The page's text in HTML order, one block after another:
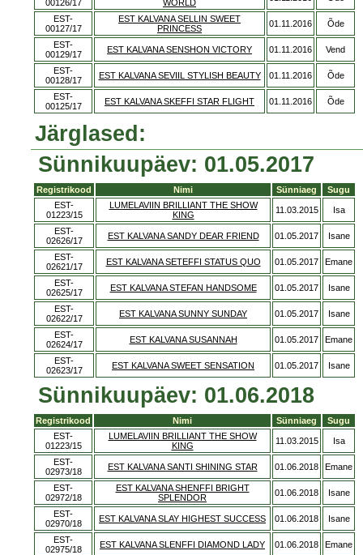
00126/17 WORLD
EST-
00127/17
EST KALVANA SELLIN SWEET
PRINCESS
01.11.2016 Õde
EST-
00129/17
EST KALVANA SENSHON VICTORY 01.11.2016 Vend
EST-
00128/17
EST KALVANA SEVIIL STYLISH BEAUTY 01.11.2016 Õde
EST-
00125/17
EST KALVANA SKEFFI STAR FLIGHT 01.11.2016 Õde
Järglased:
Sünnikuupäev: 01.05.2017
Registrikood Nimi Sünniaeg
Sugu
EST-
01223/15
LUMELAVIIN BRILLIANT THE SHOW
KING
11.03.2015 Isa
EST-
02626/17
EST KALVANA SANDY DEAR FRIEND 01.05.2017 Isane
EST-
02621/17
EST KALVANA SETEFFI STATUS QUO 01.05.2017 Emane
EST-
02625/17
EST KALVANA STEFAN HANDSOME 01.05.2017 Isane
EST-
02622/17
EST KALVANA SUNNY SUNDAY 01.05.2017 Isane
EST-
02624/17
EST KALVANA SUSANNAH 01.05.2017 Emane
EST-
02623/17
EST KALVANA SWEET SENSATION 01.05.2017 Isane
Sünnikuupäev: 01.06.2018
Registrikood Nimi Sünniaeg
Sugu
EST-
01223/15
LUMELAVIIN BRILLIANT THE SHOW
KING
11.03.2015 Isa
EST-
02973/18
EST KALVANA SANTI SHINING STAR 01.06.2018 Emane
EST-
02972/18
EST KALVANA SHENFFI BRIGHT
SPLENDOR
01.06.2018 Isane
EST-
02970/18
EST KALVANA SLAY HIGHEST SUCCESS 01.06.2018 Isane
EST-
02975/18
EST KALVANA SLENFFI DIAMOND LADY 01.06.2018 Emane